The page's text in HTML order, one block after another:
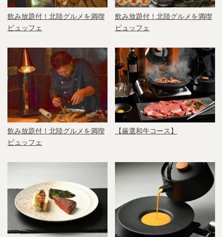
飲み放題付！北陸グルメを満喫
ビュッフェ
飲み放題付！北陸グルメを満喫
ビュッフェ
飲み放題付！北陸グルメを満喫
ビュッフェ
【厳選和牛コース】